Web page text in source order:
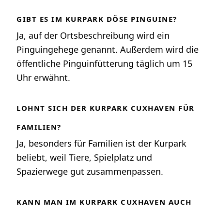
GIBT ES IM KURPARK DÖSE PINGUINE?
Ja, auf der Ortsbeschreibung wird ein
Pinguingehege genannt. Außerdem wird die
öffentliche Pinguinfütterung täglich um 15
Uhr erwähnt.
LOHNT SICH DER KURPARK CUXHAVEN FÜR
FAMILIEN?
Ja, besonders für Familien ist der Kurpark
beliebt, weil Tiere, Spielplatz und
Spazierwege gut zusammenpassen.
KANN MAN IM KURPARK CUXHAVEN AUCH